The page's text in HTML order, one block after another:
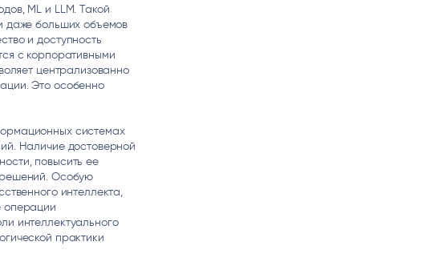
ML и LLM. Такой
даже больших объемов
и доступность
с корпоративными
централизованно
Это особенно
системах
Наличие достоверной
повысить ее
решений. Особую
интеллекта,
операции
интеллектуального
практики